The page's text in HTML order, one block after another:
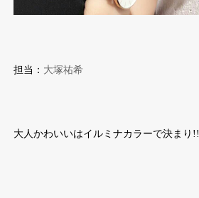
担当： 大塚祐希
大人かわいいはイルミナカラーで決まり!!